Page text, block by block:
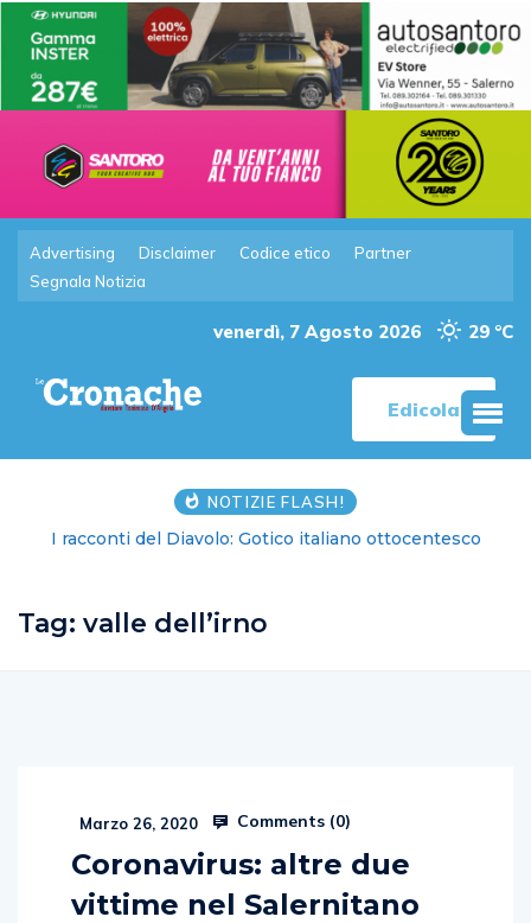
Advertising Disclaimer Codice etico
Partner
Segnala Notizia
venerdì, 7 Agosto 2026 29 °C
Edicola
NOTIZIE FLASH!
I racconti del Diavolo: Gotico italiano ottocentesco
Tag: valle dell’irno
Marzo 26, 2020 Comments (0)
Coronavirus: altre due
vittime nel Salernitano